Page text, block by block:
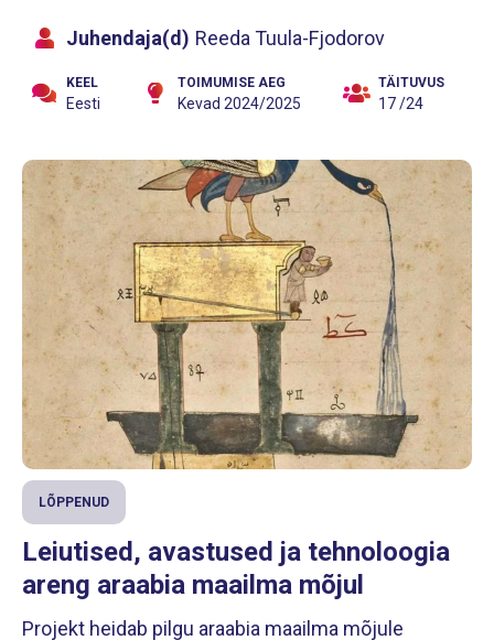
Juhendaja(d) Reeda Tuula-Fjodorov
KEEL
Eesti
TOIMUMISE AEG
Kevad 2024/2025
TÄITUVUS
17 /24
LÕPPENUD
Leiutised, avastused ja tehnoloogia
areng araabia maailma mõjul
Projekt heidab pilgu araabia maailma mõjule